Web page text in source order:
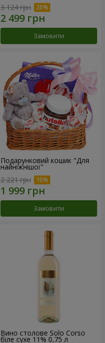
3 124 грн
Замовити
Подарунковий кошик "Для
найніжнішої"
2 221 грн
Замовити
Вино столове Solo Corso
біле сухе 11% 0,75 л